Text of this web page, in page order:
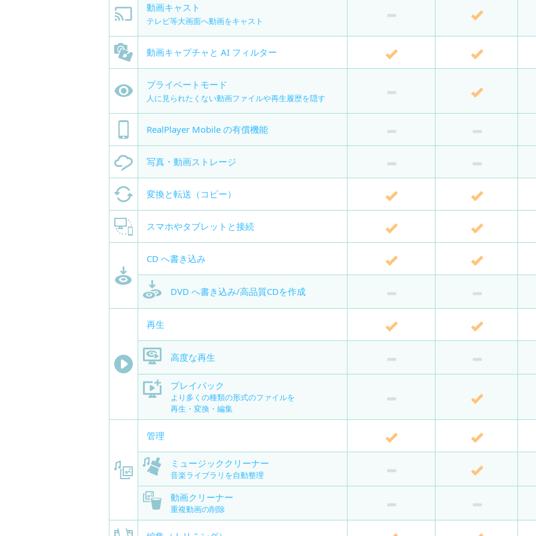
動画キャスト
テレビ等大画面へ動画をキャスト
動画キャプチャと AI フィルター
プライベートモード
人に見られたくない動画ファイルや再生履歴を隠す
RealPlayer Mobile の有償機能
写真・動画ストレージ
変換と転送（コピー）
スマホやタブレットと接続
CD へ書き込み
DVD へ書き込み/高品質CDを作成
再生
高度な再生
プレイパック
より多くの種類の形式のファイルを
再生・変換・編集
管理
ミュージッククリーナー
音楽ライブラリを自動整理
動画クリーナー
重複動画の削除